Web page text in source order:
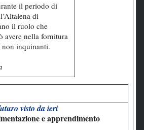
il periodo di
di
il ruolo che
avere nella fornitura
inquinanti.
visto da ieri
e apprendimento